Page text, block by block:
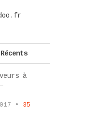
Récents
à
• 35